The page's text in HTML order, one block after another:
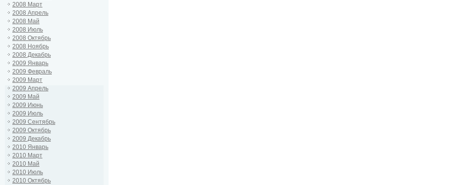
2008 Март
2008 Апрель
2008 Май
2008 Июль
2008 Октябрь
2008 Ноябрь
2008 Декабрь
2009 Январь
2009 Февраль
2009 Март
2009 Апрель
2009 Май
2009 Июнь
2009 Июль
2009 Сентябрь
2009 Октябрь
2009 Декабрь
2010 Январь
2010 Март
2010 Май
2010 Июль
2010 Октябрь